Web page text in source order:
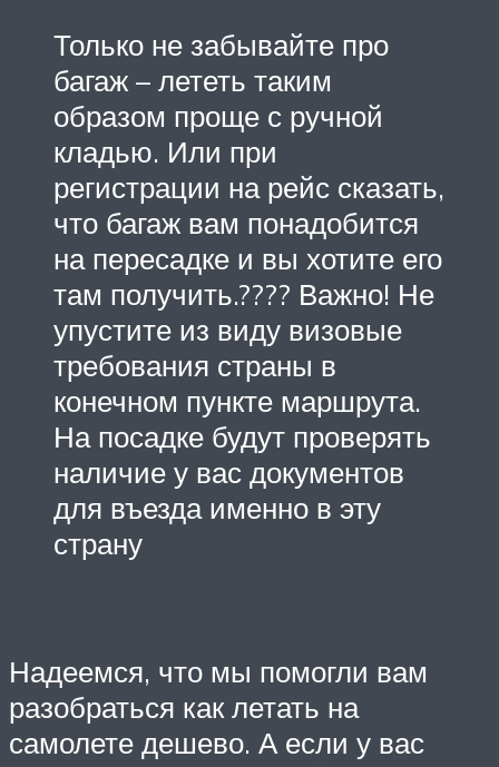
Только не забывайте про
багаж – лететь таким
образом проще с ручной
кладью. Или при
регистрации на рейс сказать,
что багаж вам понадобится
на пересадке и вы хотите его
там получить.???? Важно! Не
упустите из виду визовые
требования страны в
конечном пункте маршрута.
На посадке будут проверять
наличие у вас документов
для въезда именно в эту
страну
Надеемся, что мы помогли вам
разобраться как летать на
самолете дешево. А если у вас